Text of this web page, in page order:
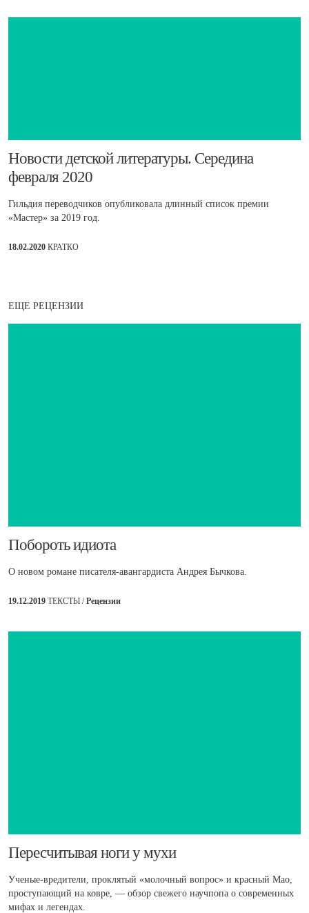
​Новости детской литературы. Середина
февраля 2020
Гильдия переводчиков опубликовала длинный список премии
«Мастер» за 2019 год.
18.02.2020 КРАТКО
ЕЩЕ РЕЦЕНЗИИ
​Побороть идиота
О новом романе писателя-авангардиста Андрея Бычкова.
19.12.2019 ТЕКСТЫ /Рецензии
​Пересчитывая ноги у мухи
Ученые-вредители, проклятый «молочный вопрос» и красный Мао,
проступающий на ковре, — обзор свежего научпопа о современных
мифах и легендах.